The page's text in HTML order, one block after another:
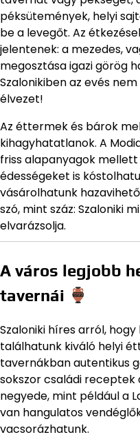
péksütemények, helyi
be a levegőt. Az
jelentenek: a mezedes,
megosztása igazi görög
Szalonikiben az evés
élvezet!
Az éttermek és bárok
kihagyhatatlanok. A
friss alapanyagok
édességeket is
vásárolhatunk
szó, mint száz: Szaloniki
elvarázsolja.
A város legjobb
tavernái
Szaloniki híres arról,
találhatunk kiváló helyi
tavernákban autentikus
sokszor családi receptek
negyede, mint például a
van hangulatos
vacsorázhatunk.